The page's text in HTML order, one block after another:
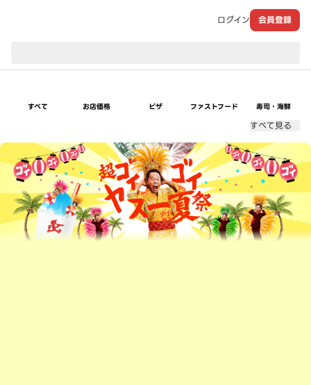
ログイン 会員登録
すべて お店価格 ピザ ファストフード 寿司・海鮮
すべて見る
超ゴイゴイヤスー夏祭